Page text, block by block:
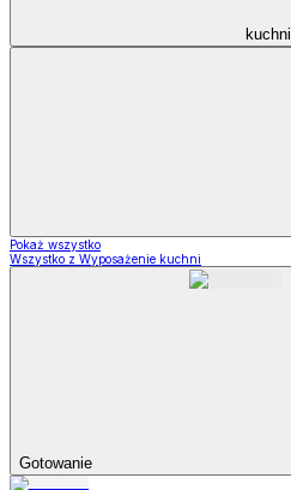
kuchni
Pokaż wszystko
Wszystko z Wyposażenie kuchni
Gotowanie